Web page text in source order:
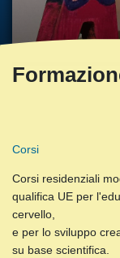
Corsi
Corsi residenziali
qualifica UE per
cervello,
e per lo sviluppo
su base scientifica.